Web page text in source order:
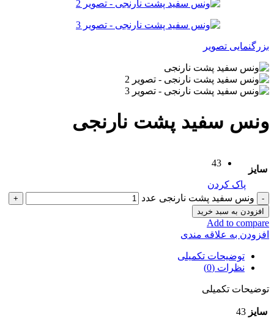
بزرگنمایی تصویر
ونس سفید پشت نارنجی
سایز
43
پاک کردن
ونس سفید پشت نارنجی عدد
افزودن به سبد خرید
Add to compare
افزودن به علاقه مندی
توضیحات تکمیلی
نظرات (0)
توضیحات تکمیلی
سایز 43